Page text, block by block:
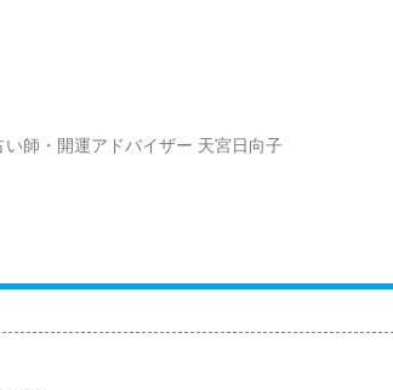
い師・開運アドバイザー 天宮日向子